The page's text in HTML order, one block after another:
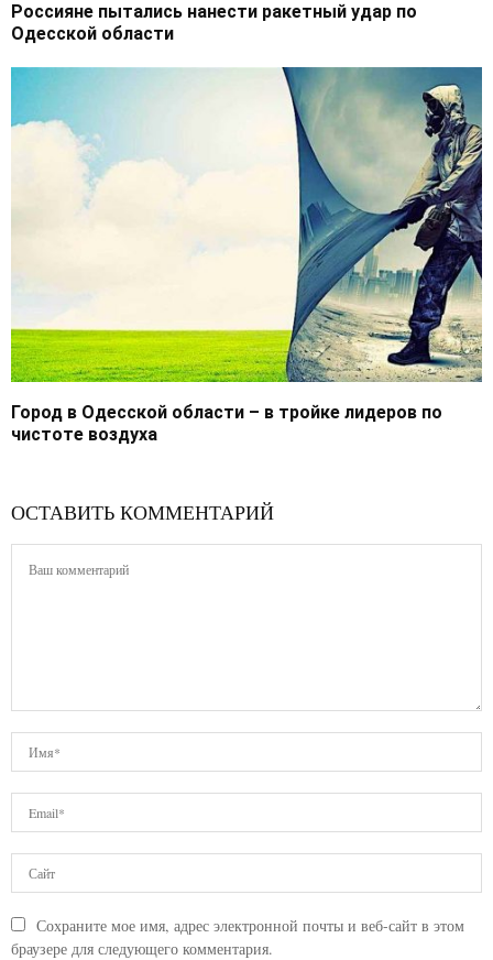
Россияне пытались нанести ракетный удар по
Одесской области
Город в Одесской области – в тройке лидеров по
чистоте воздуха
ОСТАВИТЬ КОММЕНТАРИЙ
Сохраните мое имя, адрес электронной почты и веб-сайт в этом
браузере для следующего комментария.